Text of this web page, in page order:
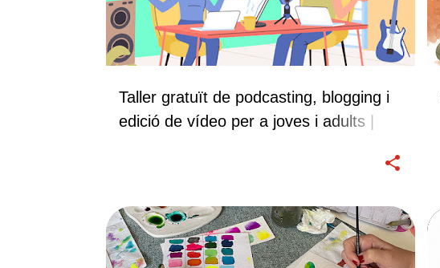
r
a
d
Taller gratuït de podcasting, blogging i
edició de vídeo per a joves i adults |